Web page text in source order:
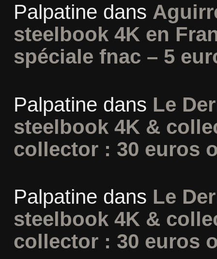
Palpatine dans
steelbook 4K en
spéciale fnac – 5
Palpatine dans Le
steelbook 4K &
collector : 30 euros
Palpatine dans Le
steelbook 4K &
collector : 30 euros